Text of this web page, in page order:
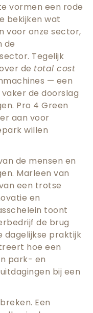
vormen een rode
bekijken wat
voor onze sector,
de
Tegelijk
de total cost
— een
de doorslag
Pro 4 Green
aan voor
willen
de mensen en
Marleen van
een trotse
en
toont
de brug
dagelijkse praktijk
hoe een
park- en
bij een
Een